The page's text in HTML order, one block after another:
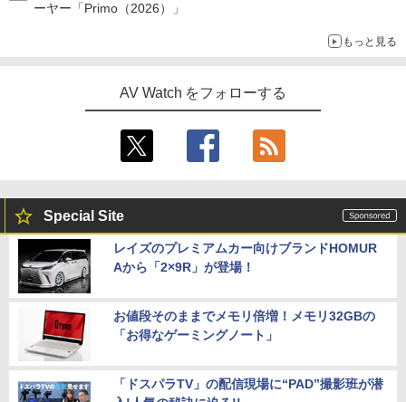
ーヤー「Primo（2026）」
もっと見る
AV Watch をフォローする
Special Site
レイズのプレミアムカー向けブランドHOMUR
Aから「2×9R」が登場！
お値段そのままでメモリ倍増！メモリ32GBの
「お得なゲーミングノート」
「ドスパラTV」の配信現場に“PAD”撮影班が潜